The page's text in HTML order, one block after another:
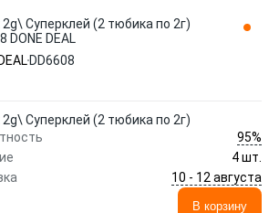
2g\ Суперклей (2 тюбика по 2г)
DONE DEAL
DD6608
2g\ Суперклей (2 тюбика по 2г)
95%
4 шт.
10 - 12 августа
В корзину